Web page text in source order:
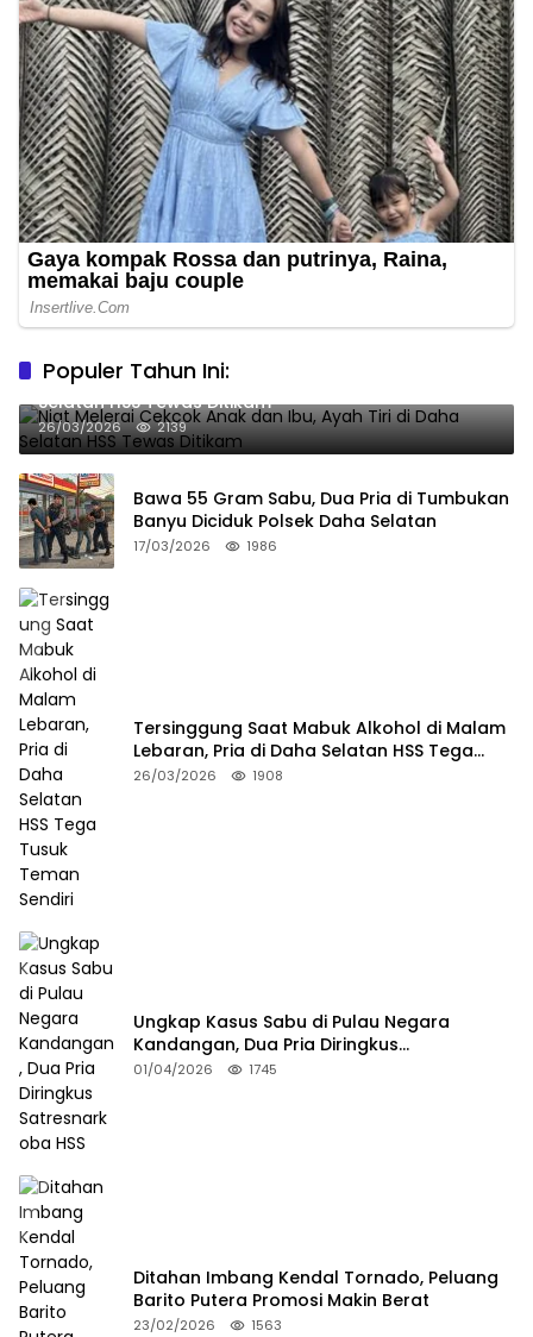
Populer Tahun Ini:
Niat Melerai Cekcok Anak dan Ibu, Ayah Tiri di Daha
Selatan HSS Tewas Ditikam
26/03/2026 2139
Bawa 55 Gram Sabu, Dua Pria di Tumbukan
Banyu Diciduk Polsek Daha Selatan
17/03/2026 1986
Tersinggung Saat Mabuk Alkohol di Malam
Lebaran, Pria di Daha Selatan HSS Tega
Tusuk Teman Sendiri
26/03/2026 1908
Ungkap Kasus Sabu di Pulau Negara
Kandangan, Dua Pria Diringkus
Satresnarkoba HSS
01/04/2026 1745
Ditahan Imbang Kendal Tornado, Peluang
Barito Putera Promosi Makin Berat
23/02/2026 1563